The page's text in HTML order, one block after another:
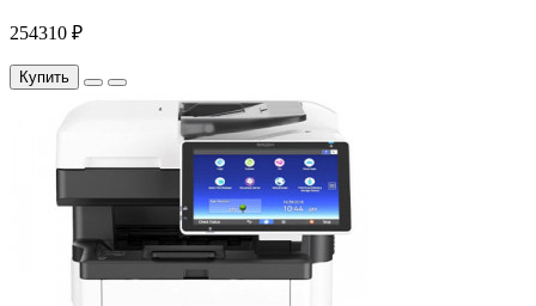
254310 ₽
Купить